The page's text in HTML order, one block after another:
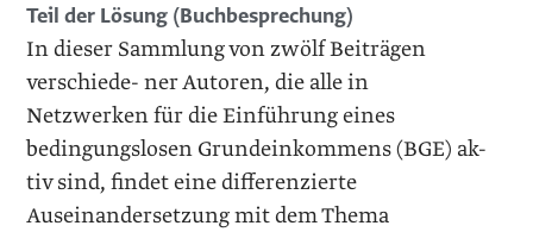
Teil der Lösung (Buchbesprechung)
In dieser Sammlung von zwölf Beiträgen
verschiede- ner Autoren, die alle in
Netzwerken für die Einführung eines
bedingungslosen Grundeinkommens (BGE) ak-
tiv sind, findet eine differenzierte
Auseinandersetzung mit dem Thema